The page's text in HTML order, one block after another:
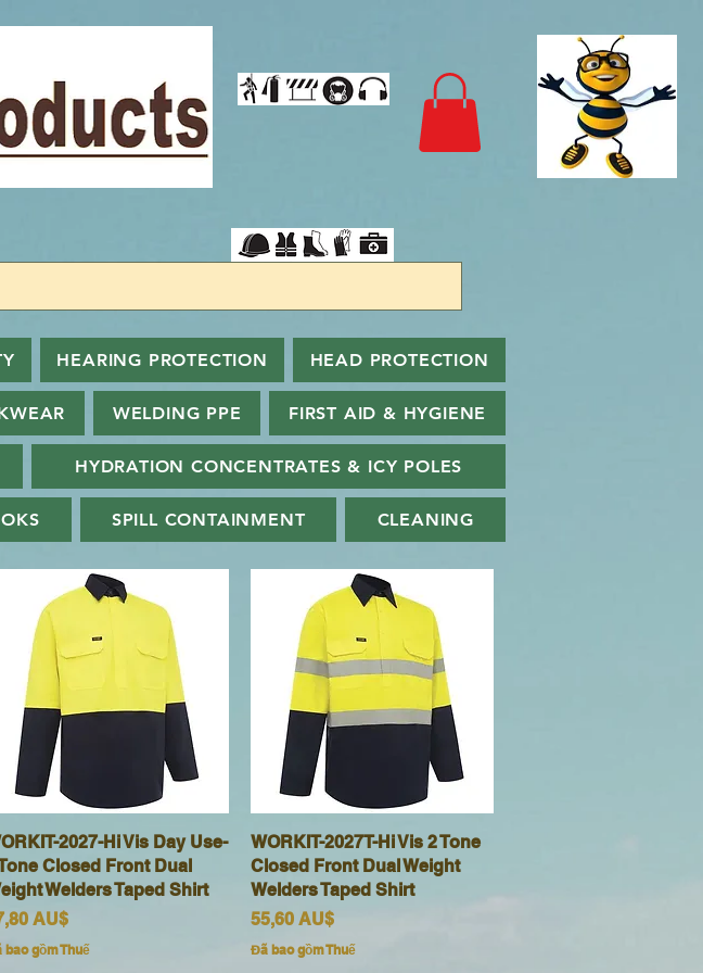
HEARING PROTECTION HEAD PROTECTION
WELDING PPE FIRST AID & HYGIENE
HYDRATION CONCENTRATES & ICY POLES
SPILL CONTAINMENT CLEANING
Xem nhanh
2027-Hi Vis Day Use-
Closed Front Dual
Welders Taped Shirt
AU$
bao gồm Thuế
Xem nhanh
WORKIT-2027T-Hi Vis 2 Tone
Closed Front Dual Weight
Welders Taped Shirt
Giá
55,60 AU$
Đã bao gồm Thuế